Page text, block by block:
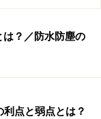
？／防水防塵の
点と弱点とは？